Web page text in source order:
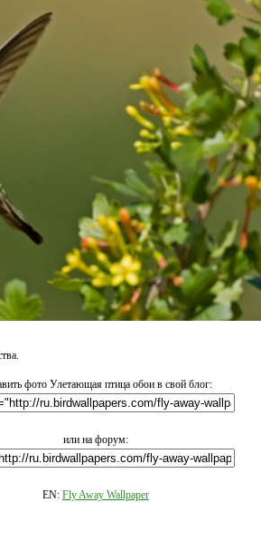
фото Улетающая птица обои в свой блог:
или на форум:
EN: Fly Away Wallpaper